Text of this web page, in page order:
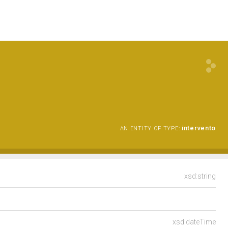
AN ENTITY OF TYPE: intervento
xsd:string
xsd:dateTime